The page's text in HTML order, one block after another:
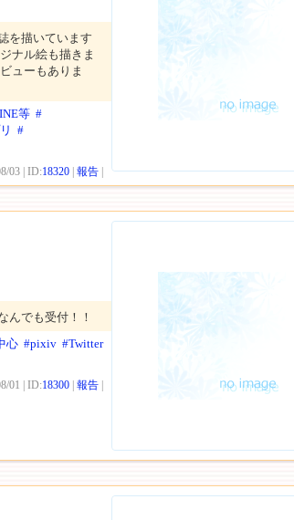
を描いています
ナル絵も描きま
ューもありま
等 #
#
03 | ID:18320 報告
んでも受付！！
心 #pixiv #Twitter
01 | ID:18300 報告